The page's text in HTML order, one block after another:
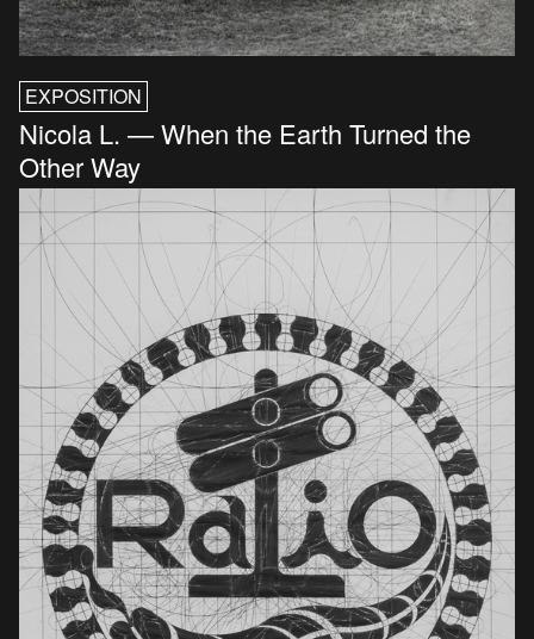
EXPOSITION
Nicola L. — When the Earth Turned the
Other Way